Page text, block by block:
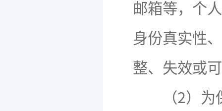
邮箱等，个
身份真实性
整、失效或
（2）为保